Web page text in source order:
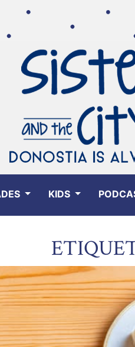
KIDS